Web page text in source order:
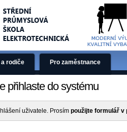
a rodiče Pro zaměstnance
přihlaste do systému
uživatele. Prosím použijte formulář v